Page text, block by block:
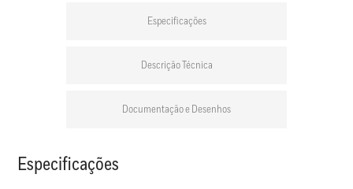
Especificações
Descrição Técnica
Documentação e Desenhos
Especificações